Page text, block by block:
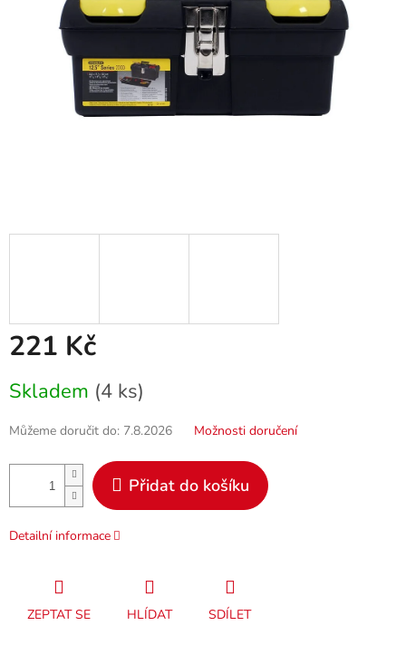
221 Kč
cena:
Skladem (4 ks)
Můžeme doručit do: 7.8.2026 Možnosti doručení
Přidat do košíku
Detailní informace
ZEPTAT SE HLÍDAT SDÍLET